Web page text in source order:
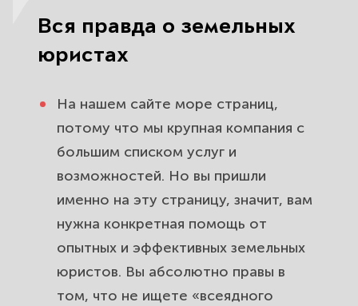
Какие юристы вас обокрадут
выборе юридической фирмы?
Вся правда о земельных
юристах
На нашем сайте море страниц,
потому что мы крупная компания с
большим списком услуг и
возможностей. Но вы пришли
именно на эту страницу, значит, вам
нужна конкретная помощь от
опытных и эффективных земельных
юристов. Вы абсолютно правы в
том, что не ищете «всеядного